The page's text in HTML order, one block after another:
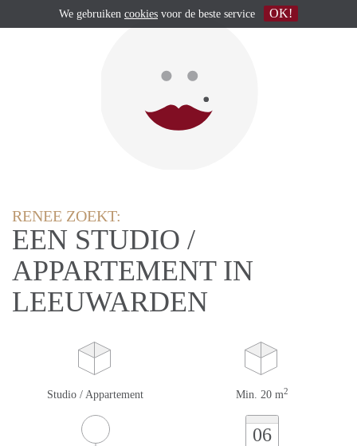
RENEE ZOEKT:
EEN STUDIO /
APPARTEMENT IN
LEEUWARDEN
Studio / Appartement Min. 20 m2
06
We gebruiken cookies voor de beste service OK!